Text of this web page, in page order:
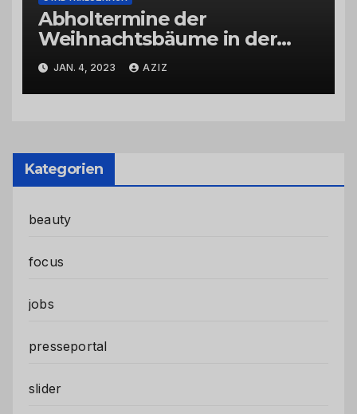
Abholtermine der
Weihnachtsbäume in der
Kernstadt und in den
Stadtteilen
JAN. 4, 2023 AZIZ
Kategorien
beauty
focus
jobs
presseportal
slider